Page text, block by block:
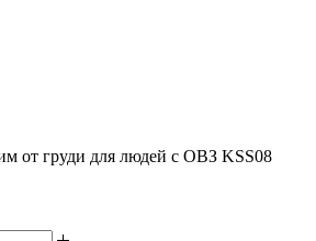
от груди для людей с ОВЗ KSS08